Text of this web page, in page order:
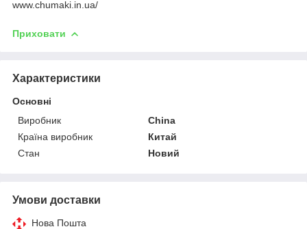
www.chumaki.in.ua/
Приховати
Характеристики
Основні
Виробник
China
Країна виробник
Китай
Стан
Новий
Умови доставки
Нова Пошта